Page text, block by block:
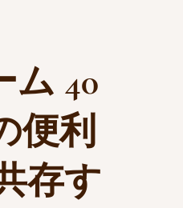
ム 40
便利
存す